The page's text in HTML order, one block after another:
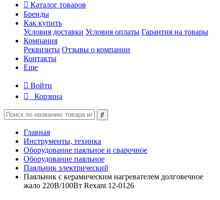
Каталог товаров
Бренды
Как купить
Условия доставки Условия оплаты Гарантия на товары
Компания
Реквизиты Отзывы о компании
Контакты
Еще
Войти
Корзина
Главная
Инструменты, техника
Оборудование паяльное и сварочное
Оборудование паяльное
Паяльник электрический
Паяльник с керамическим нагревателем долговечное
жало 220В/100Вт Rexant 12-0126